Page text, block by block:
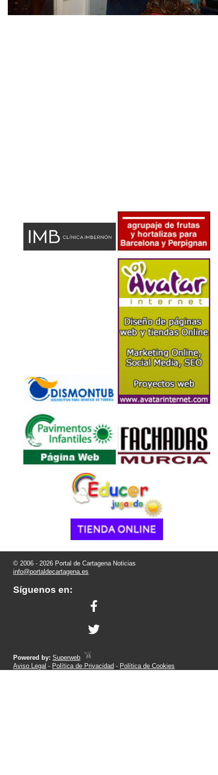
© 2006 - 2026 Portal de Cartagena Noticias
info@portaldecartagena.es
Síguenos en:
Powered by:Superweb
Aviso Legal - Política de Privacidad - Política de Cookies